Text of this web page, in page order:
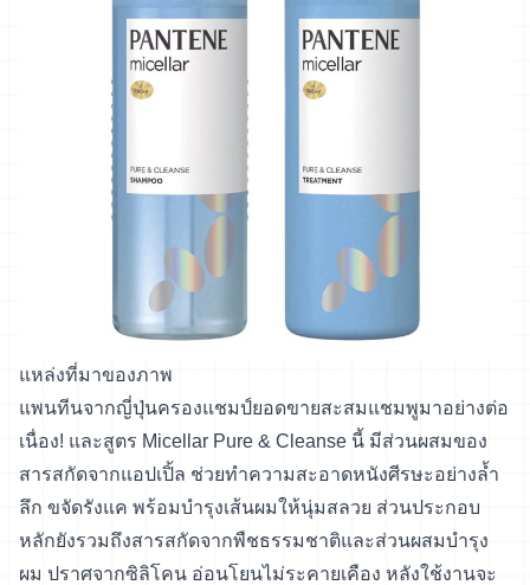
แหล่งที่มาของภาพ
แพนทีนจากญี่ปุ่นครองแชมป์ยอดขายสะสมแชมพูมาอย่างต่อ
เนื่อง! และสูตร Micellar Pure & Cleanse นี้ มีส่วนผสมของ
สารสกัดจากแอปเปิ้ล ช่วยทำความสะอาดหนังศีรษะอย่างล้ำ
ลึก ขจัดรังแค พร้อมบำรุงเส้นผมให้นุ่มสลวย ส่วนประกอบ
หลักยังรวมถึงสารสกัดจากพืชธรรมชาติและส่วนผสมบำรุง
ผม ปราศจากซิลิโคน อ่อนโยนไม่ระคายเคือง หลังใช้งานจะ